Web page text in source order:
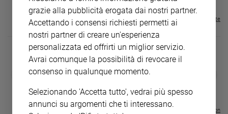
Visualizza tutte le riviste
- VOL DA 1 AL 5
€ 64,50
DIARIO G 2026-27
Visualizza tutte le collection
grazie alla pubblicità erogata dai nostri partner.
Accettando i consensi richiesti permetti ai
nostri partner di creare un'esperienza
personalizzata ed offrirti un miglior servizio.
Avrai comunque la possibilità di revocare il
consenso in qualunque momento.
Selezionando 'Accetta tutto', vedrai più spesso
annunci su argomenti che ti interessano.